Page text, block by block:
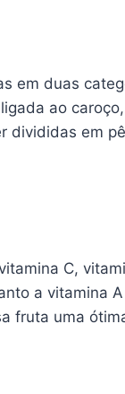
em duas
ao
em
C,
a vitamina
uma